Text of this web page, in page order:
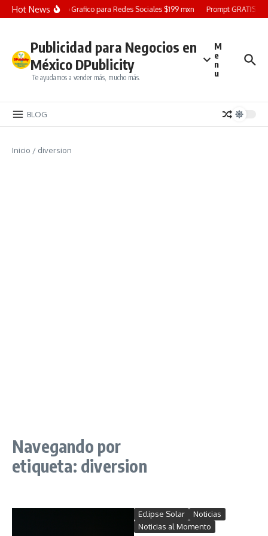
Saltar al contenido
Hot NewsDiseño Grafico para Redes Sociales $199 mxn Prompt GRATIS:
Publicidad para Negocios en
México DPublicity
Te ayudamos a vender más, mucho más.
M
e
n
u
BLOG
Inicio / diversion
Navegando por
etiqueta: diversion
Eclipse Solar
Noticias
Noticias al Momento